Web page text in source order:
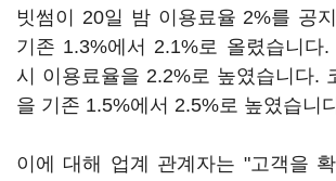
빗썸이 20일 밤 이용료율 2%를 공
기존 1.3%에서 2.1%로 올렸습니다
시 이용료율을 2.2%로 높였습니다.
을 기존 1.5%에서 2.5%로 높였습니
이에 대해 업계 관계자는 "고객을